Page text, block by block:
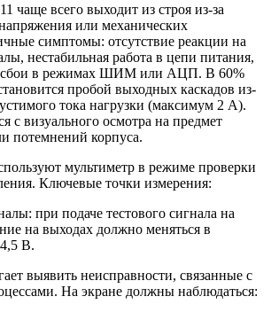
чаще всего выходит из строя из-за
или механических
симптомы: отсутствие реакции на
нестабильная работа в цепи питания,
сбои в режимах ШИМ или АЦП. В 60%
пробой выходных каскадов из-
тока нагрузки (максимум 2 А).
с визуального осмотра на предмет
потемнений корпуса.
мультиметр в режиме проверки
Ключевые точки измерения:
при подаче тестового сигнала на
на выходах должно меняться в
В.
выявить неисправности, связанные с
На экране должны наблюдаться: